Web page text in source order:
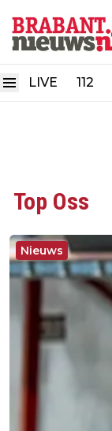
LIVE 112
Top Oss
Nieuws